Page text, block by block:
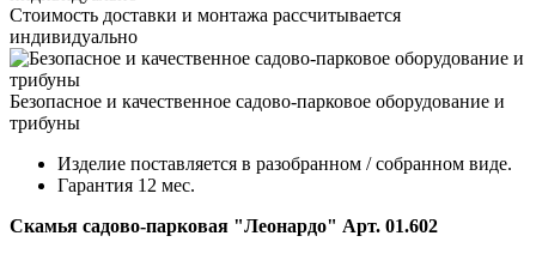
Стоимость доставки и монтажа рассчитывается
индивидуально
Безопасное и качественное садово-парковое оборудование и
трибуны
Изделие поставляется в разобранном / собранном виде.
Гарантия 12 мес.
Скамья садово-парковая "Леонардо" Арт. 01.602